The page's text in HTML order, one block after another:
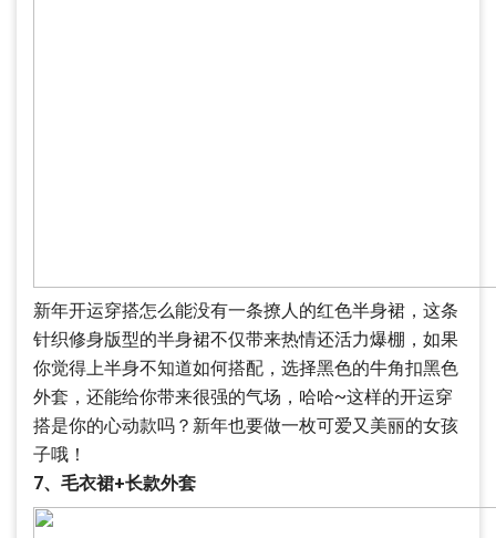
新年开运穿搭怎么能没有一条撩人的红色半身裙，这条
针织修身版型的半身裙不仅带来热情还活力爆棚，如果
你觉得上半身不知道如何搭配，选择黑色的牛角扣黑色
外套，还能给你带来很强的气场，哈哈~这样的开运穿
搭是你的心动款吗？新年也要做一枚可爱又美丽的女孩
子哦！
7、毛衣裙+长款外套